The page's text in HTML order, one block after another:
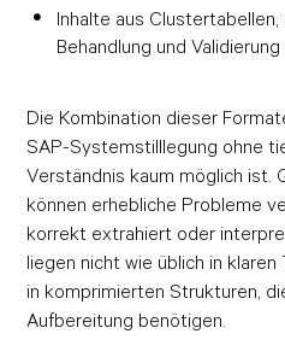
Inhalte aus
Behandlung und
Die Kombination dieser
SAP-Systemstilllegung ohne
Verständnis kaum möglich ist.
können erhebliche Probleme
korrekt extrahiert oder
liegen nicht wie üblich in
in komprimierten Strukturen,
Aufbereitung benötigen.